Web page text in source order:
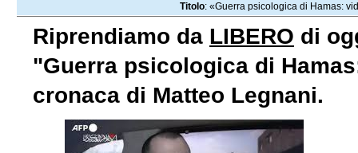
Titolo: «Guerra psicologica di Hamas:
Riprendiamo da LIBERO di
"Guerra psicologica di
cronaca di Matteo Legnani.